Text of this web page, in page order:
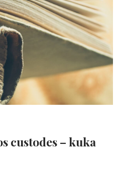
custodes – kuka